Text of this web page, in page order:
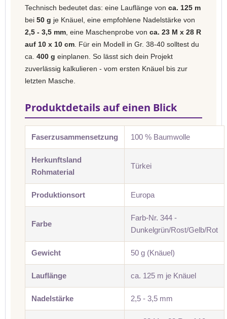
Technisch bedeutet das: eine Lauflänge von ca. 125 m
bei 50 g je Knäuel, eine empfohlene Nadelstärke von
2,5 - 3,5 mm , eine Maschenprobe von ca. 23 M x 28 R
auf 10 x 10 cm . Für ein Modell in Gr. 38-40 solltest du
ca. 400 g einplanen. So lässt sich dein Projekt
zuverlässig kalkulieren - vom ersten Knäuel bis zur
letzten Masche.
Produktdetails auf einen Blick
Faserzusammensetzung 100 % Baumwolle
Herkunftsland
Rohmaterial
Türkei
Produktionsort Europa
Farbe
Farb-Nr. 344 -
Dunkelgrün/Rost/Gelb/Rot
Gewicht 50 g (Knäuel)
Lauflänge ca. 125 m je Knäuel
Nadelstärke 2,5 - 3,5 mm